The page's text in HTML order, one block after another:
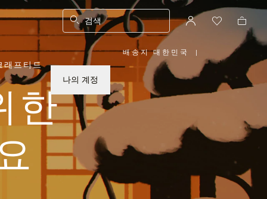
검색
래프티드
나의 계정
배송지 대한민국
,
위
치
를
택
하
|
한